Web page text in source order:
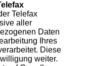
Telefax
aller
Daten
Ihres
Diese
weiter.